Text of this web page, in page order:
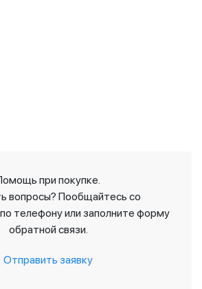
при покупке.
вопросы? Пообщайтесь со
телефону или заполните форму
обратной связи.
Отправить заявку